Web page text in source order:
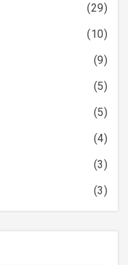
(29)
(10)
(9)
(5)
(5)
(4)
(3)
(3)